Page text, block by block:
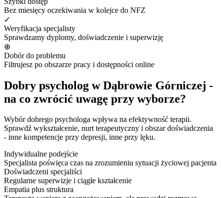
Bez miesięcy oczekiwania w kolejce do NFZ
✓
Weryfikacja specjalisty
Sprawdzamy dyplomy, doświadczenie i superwizję
⊕
Dobór do problemu
Filtrujesz po obszarze pracy i dostępności online
Dobry psycholog w Dąbrowie Górniczej -
na co zwrócić uwagę przy wyborze?
Wybór dobrego psychologa wpływa na efektywność terapii.
Sprawdź wykształcenie, nurt terapeutyczny i obszar doświadczenia
- inne kompetencje przy depresji, inne przy lęku.
Indywidualne podejście
Specjalista poświęca czas na zrozumieniu sytuacji życiowej pacjenta
Doświadczeni specjaliści
Regularne superwizje i ciągłe kształcenie
Empatia plus struktura